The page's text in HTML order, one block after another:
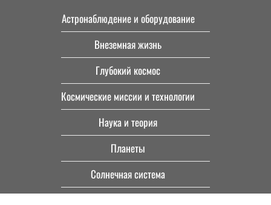
Астронаблюдение и оборудование
Внеземная жизнь
Глубокий космос
Космические миссии и технологии
Наука и теория
Планеты
Солнечная система